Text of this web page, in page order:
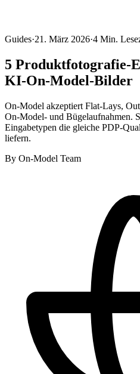
Guides·21. März 2026·4 Min.
5 Produktfotografie-
KI-On-Model-Bilder
On-Model akzeptiert Flat-Lays,
On-Model- und Bügelaufnahmen.
Eingabetypen die gleiche PDP-
liefern.
By On-Model Team